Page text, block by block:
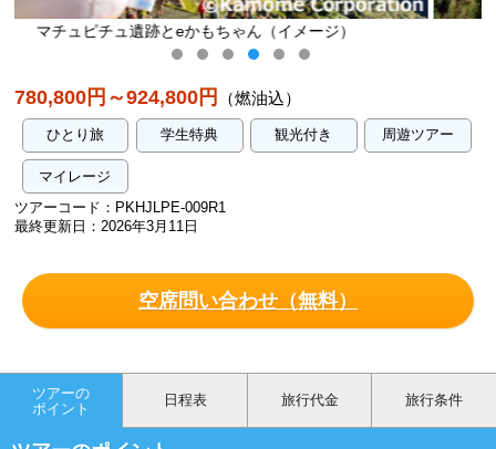
ジ） マチュピチュ遺跡（イメージ）
780,800円～924,800円 （燃油込）
ひとり旅 学生特典 観光付き 周遊ツアー
マイレージ
ツアーコード：PKHJLPE-009R1
最終更新日：2026年3月11日
空席問い合わせ（無料）
ツアーの
ポイント
日程表 旅行代金 旅行条件